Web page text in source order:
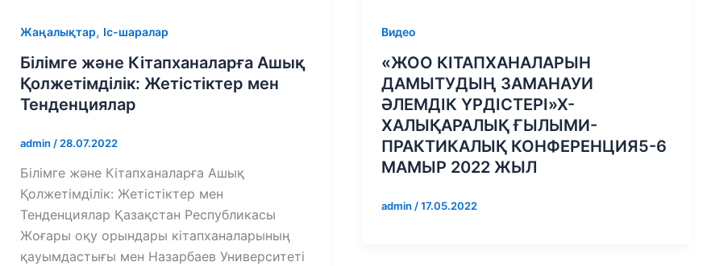
Жаңалықтар, Іс-шаралар
Білімге және Кітапханаларға Ашық
Қолжетімділік: Жетістіктер мен
Тенденциялар
admin / 28.07.2022
Білімге және Кітапханаларға Ашық
Қолжетімділік: Жетістіктер мен
Тенденциялар Қазақстан Республикасы
Жоғары оқу орындары кітапханаларының
қауымдастығы мен Назарбаев Университеті
Видео
«ЖОО КІТАПХАНАЛАРЫН
ДАМЫТУДЫҢ ЗАМАНАУИ
ӘЛЕМДІК ҮРДІСТЕРІ»Х-
ХАЛЫҚАРАЛЫҚ ҒЫЛЫМИ-
ПРАКТИКАЛЫҚ КОНФЕРЕНЦИЯ5-6
МАМЫР 2022 ЖЫЛ
admin /17.05.2022